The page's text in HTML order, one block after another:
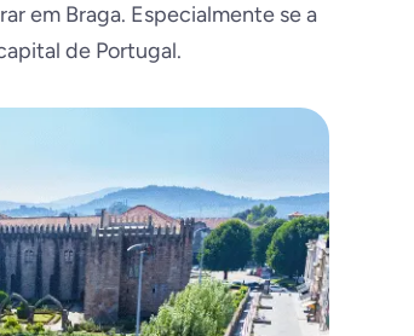
em Braga. Especialmente se a
de Portugal.